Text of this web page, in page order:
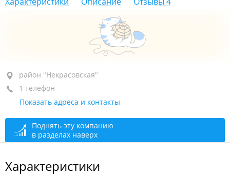
район "Некрасовская", ул. Военное шоссе, 5Б
+7 (423) 279-07-94
открыто: 07:00–19:00
район "Некрасовская"
1 телефон
Показать адреса и контакты
Поднять эту компанию
в разделах наверх
Характеристики